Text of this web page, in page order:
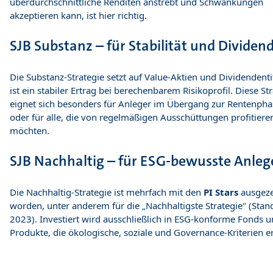
akzeptieren kann, ist hier richtig.
SJB Substanz – für Stabilität und
Die Substanz-Strategie setzt auf Value-Aktien und
ist ein stabiler Ertrag bei berechenbarem Risikoprofil. Diese
eignet sich besonders für Anleger im Übergang zur
oder für alle, die von regelmäßigen Ausschüttungen
möchten.
SJB Nachhaltig – für ESG-bewusste
Die Nachhaltig-Strategie ist mehrfach mit den PI Stars
worden, unter anderem für die „Nachhaltigste Strategie"
2023). Investiert wird ausschließlich in ESG-konforme Fonds
Produkte, die ökologische, soziale und Governance-Kriterien